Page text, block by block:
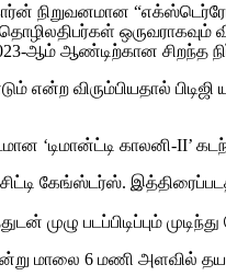
நிறுவனமான
ஆம் ஆண்டிற்கான சிறந்த
என்ற விரும்பியதால்
‘டிமான்ட்டி காலனி-II’
கேங்ஸ்டர்ஸ்.
படப்பிடிப்பும் முடிந்து
6 மணி அளவில்